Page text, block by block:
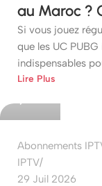
au Maroc ?
Si vous jouez
que les UC
indispensables
Lire Plus
etshop
Abonnements
IPTV
29 Juil 2026